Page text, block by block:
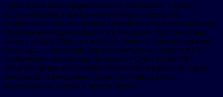
Cyber Yachts была сформирована в партнерстве с Quavo,
записывающимся артистом дуэта Migos, трехкратно
номинированного на премию Грэмми и продающего платину.
Quavo недавно присоединился к звездному туру Джастина
Бибера «Justice Tour», а также участвовал в популярной игре
NBA 2k22. Cyber Yachts будет состоять из коллекции NFT с
необычными мегаяхтами. За покупку Cyber Yachts NFT
предусмотрены экспериментальные вознаграждения, такие
как участие в вечеринках знаменитостей на яхтах,
эксклюзивные товары и многое другое.